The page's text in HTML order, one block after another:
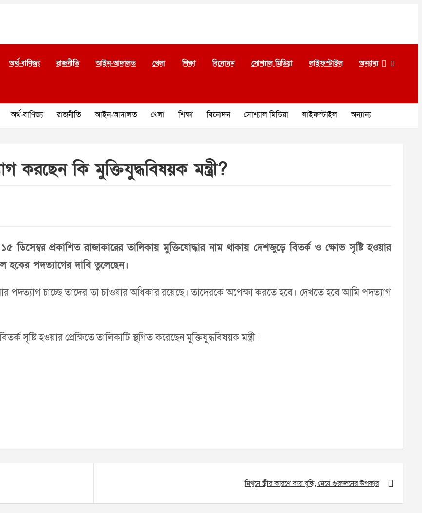
অর্থ-বাণিজ্য রাজনীতি আইন-আদালত খেলা শিক্ষা বিনোদন সোশ্যাল মিডিয়া লাইফস্টাইল অন্যান্য
অর্থ-বাণিজ্য রাজনীতি আইন-আদালত খেলা শিক্ষা বিনোদন সোশ্যাল মিডিয়া লাইফস্টাইল অন্যান্য
কি মুক্তিযুদ্ধবিষয়ক মন্ত্রী?
ডিসেম্বর প্রকাশিত রাজাকারের তালিকায় মুক্তিযোদ্ধার নাম থাকায় দেশজুড়ে বিতর্ক ও ক্ষোভ সৃষ্টি হওয়ার
হকের পদত্যাগের দাবি তুলেছেন।
পদত্যাগ চাচ্ছে তাদের তা চাওয়ার অধিকার রয়েছে। তাদেরকে অপেক্ষা করতে হবে। দেখতে হবে আমি পদত্যাগ
সৃষ্টি হওয়ার প্রেক্ষিতে তালিকাটি স্থগিত করেছেন মুক্তিযুদ্ধবিষয়ক মন্ত্রী।
মিথুনে স্ত্রীর কারণে ব্যয় বৃদ্ধি, মেষে গুরুজনের উপকার